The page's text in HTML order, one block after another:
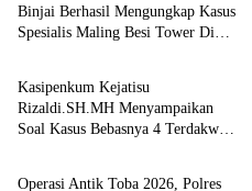
Binjai Berhasil Mengungkap Kasus
Spesialis Maling Besi Tower Di
Hukum & Kriminal
Kasipenkum Kejatisu
Rizaldi.SH.MH Menyampaikan
Soal Kasus Bebasnya 4 Terdakwa
Hukum & Kriminal
Operasi Antik Toba 2026, Polres